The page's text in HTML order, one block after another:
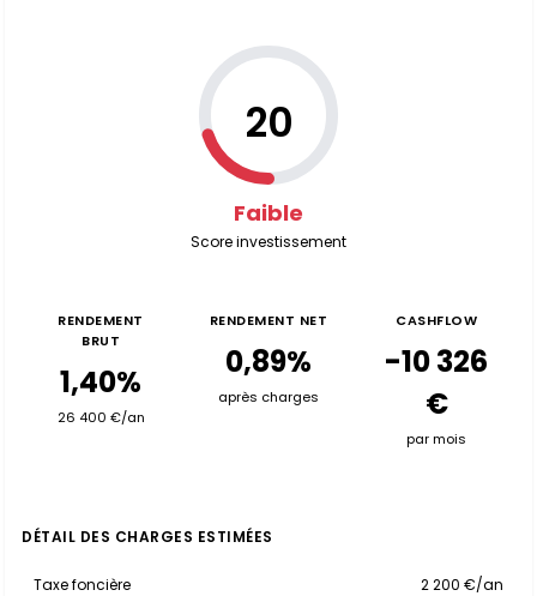
20
Faible
Score investissement
RENDEMENT
BRUT
1,40%
26 400 €/an
RENDEMENT NET
0,89%
après charges
CASHFLOW
-10 326
€
par mois
DÉTAIL DES CHARGES ESTIMÉES
Taxe foncière 2 200 €/an